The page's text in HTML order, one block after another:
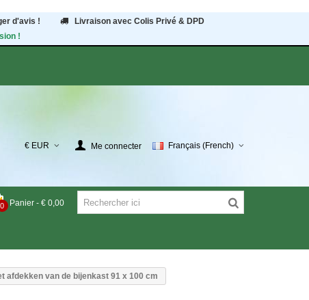
d'avis !
Livraison avec Colis Privé & DPD
!
€ EUR Me connecter Français (French)
0 Panier - € 0,00
afdekken van de bijenkast 91 x 100 cm